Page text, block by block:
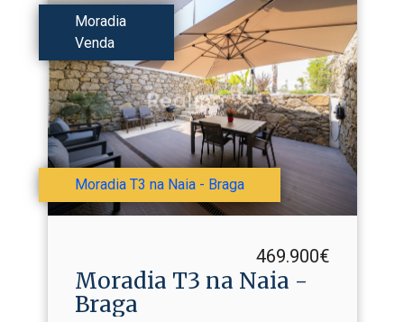
Moradia
Venda
Moradia T3 na Naia - Braga
469.900€
Moradia T3 na Naia -
Braga